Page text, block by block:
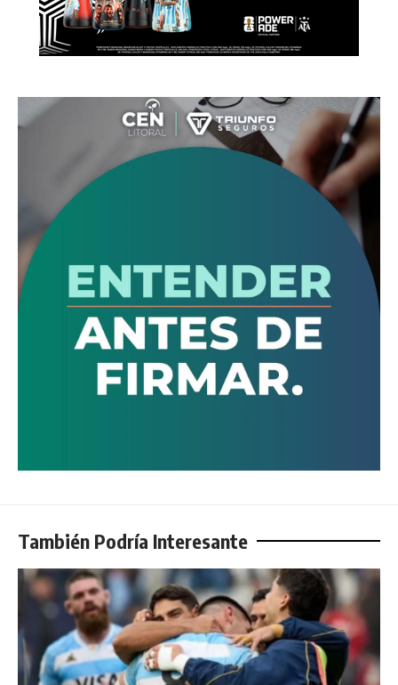
También Podría Interesante